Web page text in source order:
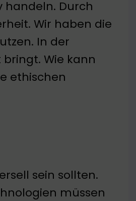
handeln. Durch
Wir haben die
In der
Wie kann
ethischen
sein sollten.
müssen